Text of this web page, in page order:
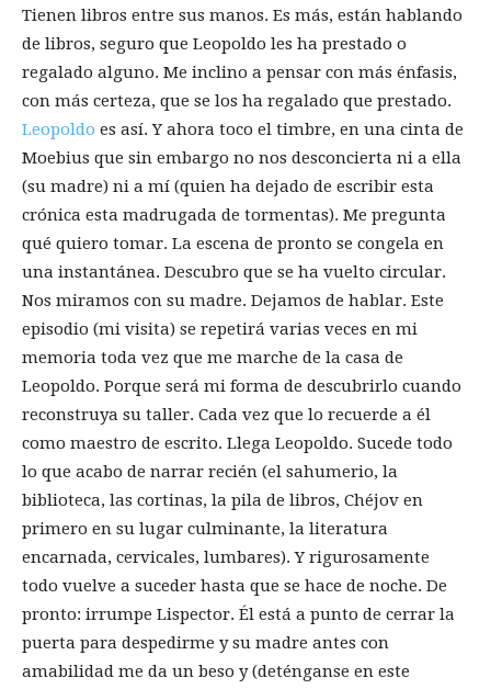
Tienen libros entre sus manos. Es más, están hablando
de libros, seguro que Leopoldo les ha prestado o
regalado alguno. Me inclino a pensar con más énfasis,
con más certeza, que se los ha regalado que prestado.
Leopoldo es así. Y ahora toco el timbre, en una cinta de
Moebius que sin embargo no nos desconcierta ni a ella
(su madre) ni a mí (quien ha dejado de escribir esta
crónica esta madrugada de tormentas). Me pregunta
qué quiero tomar. La escena de pronto se congela en
una instantánea. Descubro que se ha vuelto circular.
Nos miramos con su madre. Dejamos de hablar. Este
episodio (mi visita) se repetirá varias veces en mi
memoria toda vez que me marche de la casa de
Leopoldo. Porque será mi forma de descubrirlo cuando
reconstruya su taller. Cada vez que lo recuerde a él
como maestro de escrito. Llega Leopoldo. Sucede todo
lo que acabo de narrar recién (el sahumerio, la
biblioteca, las cortinas, la pila de libros, Chéjov en
primero en su lugar culminante, la literatura
encarnada, cervicales, lumbares). Y rigurosamente
todo vuelve a suceder hasta que se hace de noche. De
pronto: irrumpe Lispector. Él está a punto de cerrar la
puerta para despedirme y su madre antes con
amabilidad me da un beso y (deténganse en este